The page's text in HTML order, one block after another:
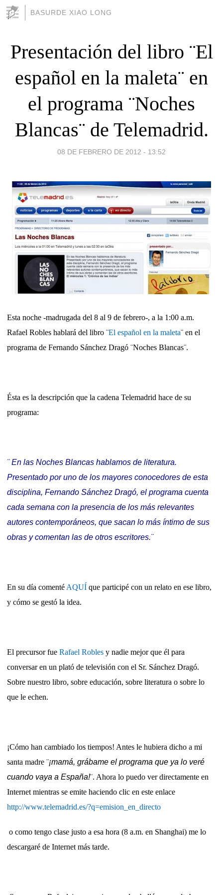
BASURDE XIAO LONG
Presentación del libro ¨El
español en la maleta¨ en
el programa ¨Noches
Blancas¨ de Telemadrid.
08 DE FEBRERO DE 2012 - 13:52
Esta noche -madrugada del 8 al 9 de febrero-, a la 1:00 a.m.
Rafael Robles hablará del libro ¨El español en la maleta¨ en el
programa de Fernando Sánchez Dragó ¨Noches Blancas¨.
Ésta es la descripción que la cadena Telemadrid hace de su
programa:
¨ En las Noches Blancas hablamos de literatura.
Presentado por uno de los mayores conocedores de esta
disciplina, Fernando Sánchez Dragó, el programa cuenta
cada semana con la presencia de los más relevantes
autores contemporáneos, que sacan lo más íntimo de sus
obras y comentan las de otros escritores.¨
En su día comenté AQUÍ que participé con un relato en ese libro,
y cómo se gestó la idea.
El precursor fue Rafael Robles y nadie mejor que él para
conversar en un plató de televisión con el Sr. Sánchez Dragó.
Sobre nuestro libro, sobre educación, sobre literatura o sobre lo
que le echen.
¡Cómo han cambiado los tiempos! Antes le hubiera dicho a mi
santa madre ¨¡mamá, grábame el programa que ya lo veré
cuando vaya a España!¨. Ahora lo puedo ver directamente en
Internet mientras se emite haciendo clic en este enlace
http://www.telemadrid.es/?q=emision_en_directo
o como tengo clase justo a esa hora (8 a.m. en Shanghai) me lo
descargaré de Internet más tarde.